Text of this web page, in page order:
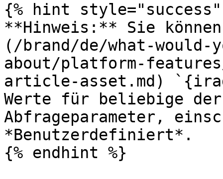
{% hint style="success"
**Hinweis:** Sie
(/brand/de/what-
about/platform-
article-asset.md)
Werte für beliebige der
Abfrageparameter,
*Benutzerdefiniert*.
{% endhint %}